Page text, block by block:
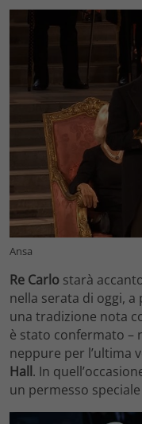
Ansa
Re Carlo starà
nella serata di oggi,
una tradizione nota
è stato confermato –
neppure per l’ultima
Hall. In
un permesso